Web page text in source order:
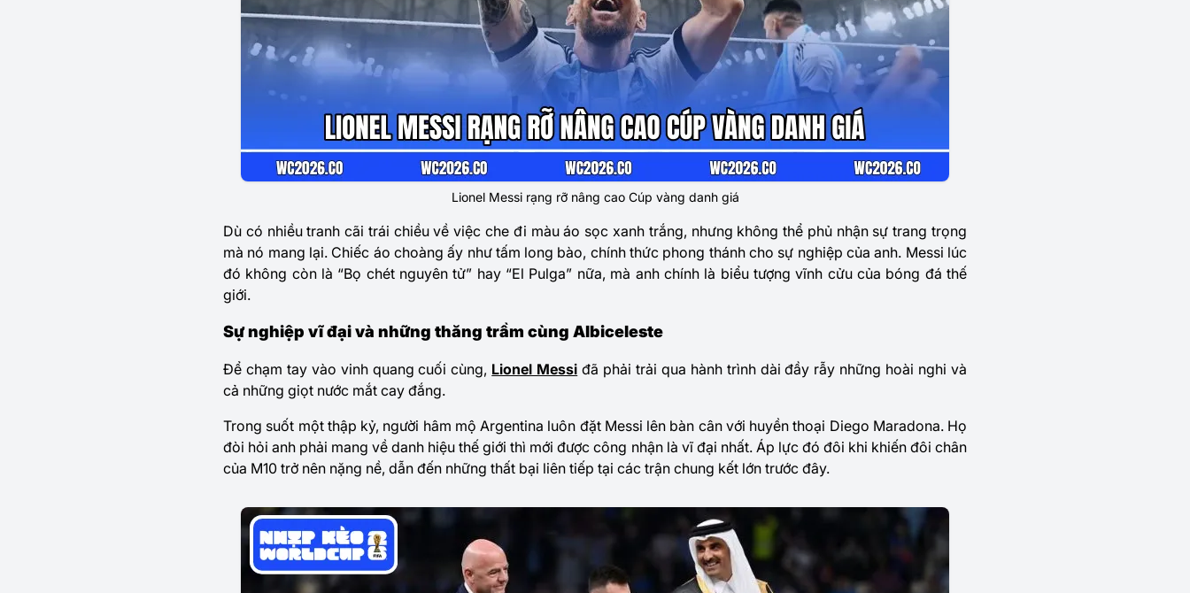
Lionel Messi rạng rỡ nâng cao Cúp vàng danh giá
Dù có nhiều tranh cãi trái chiều về việc che đi màu áo sọc xanh trắng, nhưng không thể phủ nhận sự trang trọng
mà nó mang lại. Chiếc áo choàng ấy như tấm long bào, chính thức phong thánh cho sự nghiệp của anh. Messi lúc
đó không còn là “Bọ chét nguyên tử” hay “El Pulga” nữa, mà anh chính là biểu tượng vĩnh cửu của bóng đá thế
giới.
Sự nghiệp vĩ đại và những thăng trầm cùng Albiceleste
Để chạm tay vào vinh quang cuối cùng, Lionel Messi đã phải trải qua hành trình dài đầy rẫy những hoài nghi và
cả những giọt nước mắt cay đắng.
Trong suốt một thập kỷ, người hâm mộ Argentina luôn đặt Messi lên bàn cân với huyền thoại Diego Maradona. Họ
đòi hỏi anh phải mang về danh hiệu thế giới thì mới được công nhận là vĩ đại nhất. Áp lực đó đôi khi khiến đôi chân
của M10 trở nên nặng nề, dẫn đến những thất bại liên tiếp tại các trận chung kết lớn trước đây.